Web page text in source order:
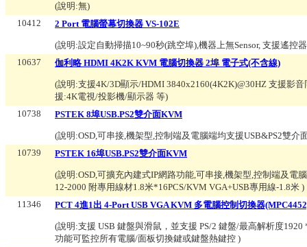
(說明:無)
10412
2 Port 電腦螢幕切換器 VS-102E
(說明:設定自動掃描10~90秒(跳空埠),機器上無Sensor, 支援遙控
10637
伽利略 HDMI 4K2K KVM 電腦切換器 2埠 電子式(不含線)
(說明:支援4K/3D顯示/HDMI 3840x2160(4K2K)@30HZ 支援影
援:4K電視/投影機/顯示器 等)
10738
PSTEK 8埠USB.PS2雙介面KVM
(說明:OSD,可串接,機架型,控制端及電腦端均支援USB&PS2雙介
10739
PSTEK 16埠USB.PS2雙介面KVM
(說明:OSD,可擴充內建式IP網路功能,可串接,機架型,控制端及電
12-2000 附專用線材1.8米*16PCS/KVM VGA+USB專用線-1.8米 )
11346
PCT 4進1出 4-Port USB VGA KVM 多電腦控制切換器
(說明:支援 USB 鍵盤與滑鼠，並支援 PS/2 鍵盤/最高解析度
功能可監控所有電腦/面板切換鍵或鍵盤熱鍵控 )